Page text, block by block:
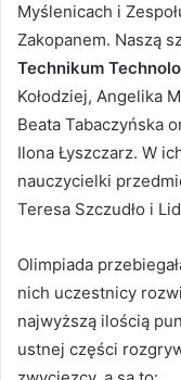
Myślenicach i
Zakopanem. Naszą
Technikum
Kołodziej, Angelika
Beata Tabaczyńska
Ilona Łyszczarz. W
nauczycielki
Teresa Szczudło i
Olimpiada
nich uczestnicy
najwyższą ilością
ustnej części